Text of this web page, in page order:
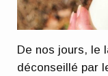
De nos jours, le
déconseillé par